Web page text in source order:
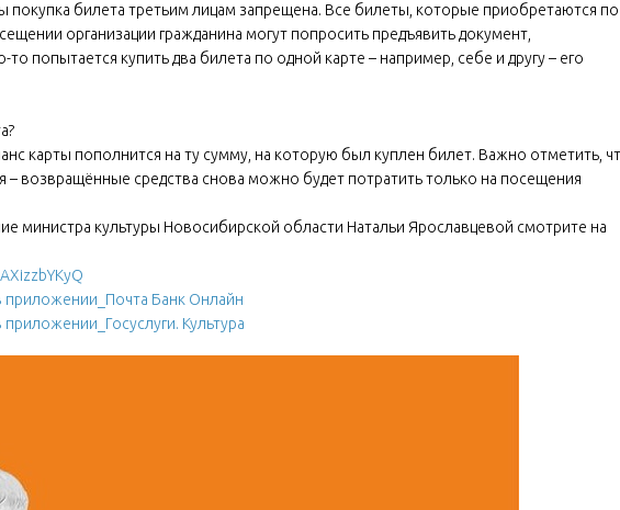
покупка билета третьим лицам запрещена. Все билеты, которые приобретаются по
организации гражданина могут попросить предъявить документ,
попытается купить два билета по одной карте – например, себе и другу – его
карты пополнится на ту сумму, на которую был куплен билет. Важно отметить,
– возвращённые средства снова можно будет потратить только на посещения
министра культуры Новосибирской области Натальи Ярославцевой смотрите на
Банк Онлайн
Культура